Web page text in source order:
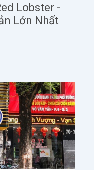
Lobster -
Lớn Nhất